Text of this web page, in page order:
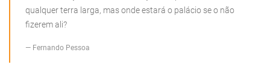
qualquer terra larga, mas onde estará o palácio se o não
fizerem ali?
Fernando Pessoa